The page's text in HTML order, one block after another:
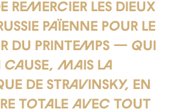
remercier les dieux
païenne pour le
du printemps — qui
cause, mais la
de Stravinsky, en
totale avec tout